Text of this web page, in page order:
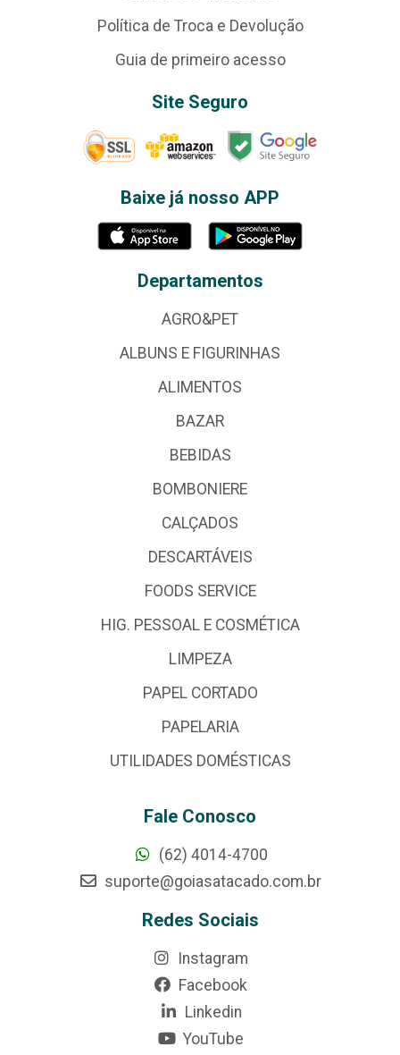
Política de Troca e Devolução
Guia de primeiro acesso
Site Seguro
Baixe já nosso APP
Departamentos
AGRO&PET
ALBUNS E FIGURINHAS
ALIMENTOS
BAZAR
BEBIDAS
BOMBONIERE
CALÇADOS
DESCARTÁVEIS
FOODS SERVICE
HIG. PESSOAL E COSMÉTICA
LIMPEZA
PAPEL CORTADO
PAPELARIA
UTILIDADES DOMÉSTICAS
Fale Conosco
(62) 4014-4700
suporte@goiasatacado.com.br
Redes Sociais
Instagram
Facebook
Linkedin
YouTube